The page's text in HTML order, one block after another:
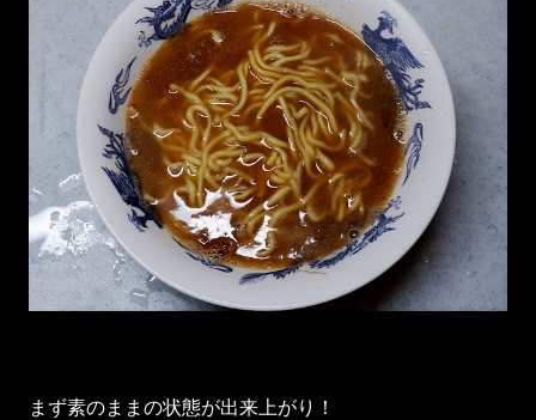
まず素のままの状態が出来上がり！